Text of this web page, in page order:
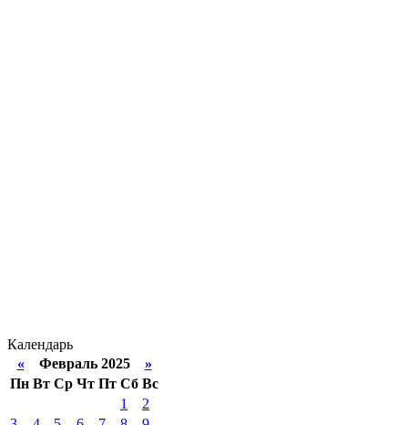
Календарь
«Февраль 2025 »
Пн Вт Ср Чт Пт Сб Вс
1
2